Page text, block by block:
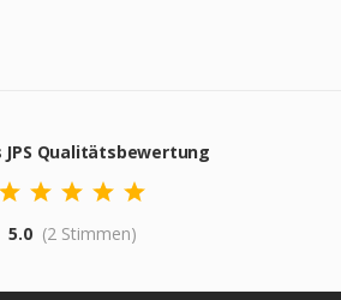
JPS Qualitätsbewertung
5.0 (2 Stimmen)